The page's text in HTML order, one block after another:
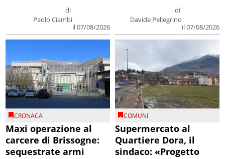
di
Paolo Ciambi
il 07/08/2026
di
Davide Pellegrino
il 07/08/2026
CRONACA
Maxi operazione al
carcere di Brissogne:
sequestrate armi
COMUNI
Supermercato al
Quartiere Dora, il
sindaco: «Progetto